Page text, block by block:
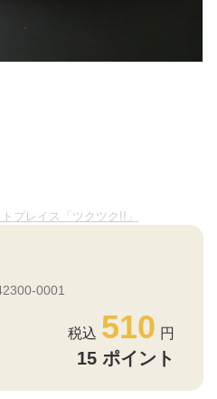
プレイス「ツクツク!!」
0001
510
15 ポイント